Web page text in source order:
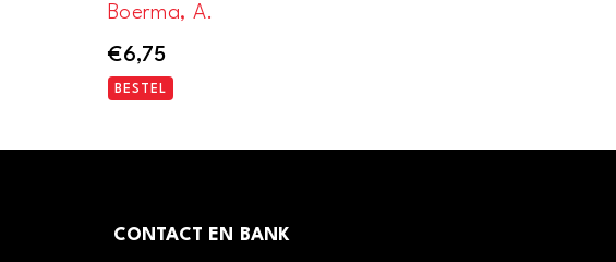
Boerma, A.
€6,75
BESTEL
CONTACT EN BANK